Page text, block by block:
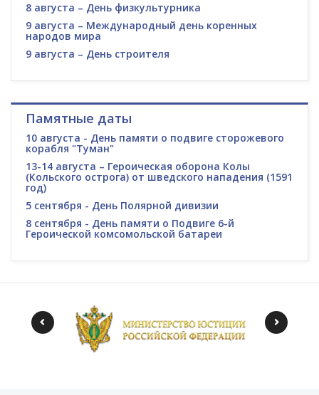
8 августа – День физкультурника
9 августа – Международный день коренных
народов мира
9 августа – День строителя
Памятные даты
10 августа - День памяти о подвиге сторожевого
корабля "Туман"
13-14 августа – Героическая оборона Колы
(Кольского острога) от шведского нападения (1591
год)
5 сентября - День Полярной дивизии
8 сентября - День памяти о Подвиге 6-й
Героической комсомольской батареи